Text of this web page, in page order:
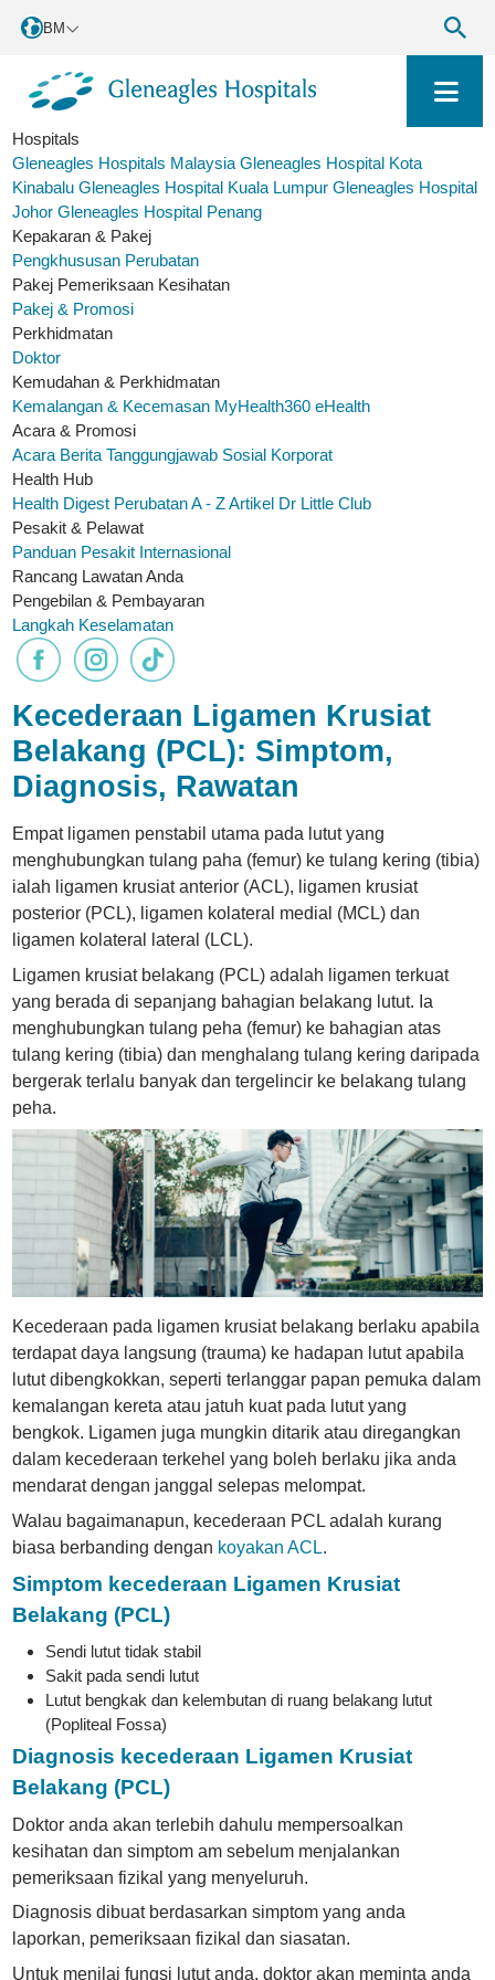
BM
Hospitals
Gleneagles Hospitals Malaysia Gleneagles Hospital Kota
Kinabalu Gleneagles Hospital Kuala Lumpur Gleneagles Hospital
Johor Gleneagles Hospital Penang
Kepakaran & Pakej
Pengkhususan Perubatan
Pakej Pemeriksaan Kesihatan
Pakej & Promosi
Perkhidmatan
Doktor
Kemudahan & Perkhidmatan
Kemalangan & Kecemasan MyHealth360 eHealth
Acara & Promosi
Acara Berita Tanggungjawab Sosial Korporat
Health Hub
Health Digest Perubatan A - ZArtikel Dr Little Club
Pesakit & Pelawat
Panduan Pesakit Internasional
Rancang Lawatan Anda
Pengebilan & Pembayaran
Langkah Keselamatan
Kecederaan Ligamen Krusiat
Belakang (PCL): Simptom,
Diagnosis, Rawatan
Empat ligamen penstabil utama pada lutut yang
menghubungkan tulang paha (femur) ke tulang kering (tibia)
ialah ligamen krusiat anterior (ACL), ligamen krusiat
posterior (PCL), ligamen kolateral medial (MCL) dan
ligamen kolateral lateral (LCL).
Ligamen krusiat belakang (PCL) adalah ligamen terkuat
yang berada di sepanjang bahagian belakang lutut. Ia
menghubungkan tulang peha (femur) ke bahagian atas
tulang kering (tibia) dan menghalang tulang kering daripada
bergerak terlalu banyak dan tergelincir ke belakang tulang
peha.
Kecederaan pada ligamen krusiat belakang berlaku apabila
terdapat daya langsung (trauma) ke hadapan lutut apabila
lutut dibengkokkan, seperti terlanggar papan pemuka dalam
kemalangan kereta atau jatuh kuat pada lutut yang
bengkok. Ligamen juga mungkin ditarik atau diregangkan
dalam kecederaan terkehel yang boleh berlaku jika anda
mendarat dengan janggal selepas melompat.
Walau bagaimanapun, kecederaan PCL adalah kurang
biasa berbanding dengan koyakan ACL.
Simptom kecederaan Ligamen Krusiat
Belakang (PCL)
Sendi lutut tidak stabil
Sakit pada sendi lutut
Lutut bengkak dan kelembutan di ruang belakang lutut
(Popliteal Fossa)
Diagnosis kecederaan Ligamen Krusiat
Belakang (PCL)
Doktor anda akan terlebih dahulu mempersoalkan
kesihatan dan simptom am sebelum menjalankan
pemeriksaan fizikal yang menyeluruh.
Diagnosis dibuat berdasarkan simptom yang anda
laporkan, pemeriksaan fizikal dan siasatan.
Untuk menilai fungsi lutut anda, doktor akan meminta anda